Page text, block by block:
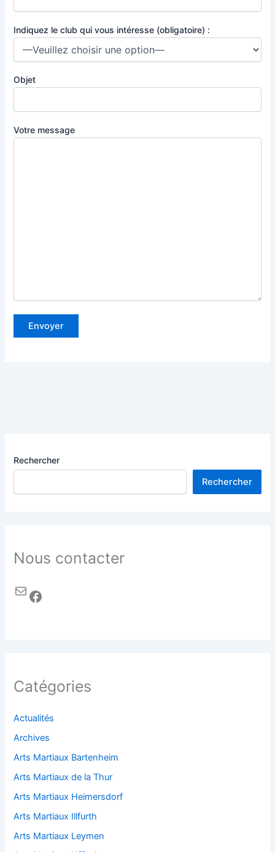
Indiquez le club qui vous intéresse (obligatoire) :
Objet
Votre message
Rechercher
Rechercher
Nous contacter
Catégories
Actualités
Archives
Arts Martiaux Bartenheim
Arts Martiaux de la Thur
Arts Martiaux Heimersdorf
Arts Martiaux Illfurth
Arts Martiaux Leymen